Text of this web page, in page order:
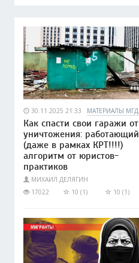
30.11.2025 21:33 МАТЕРИАЛЫ МГД
Как спасти свои гаражи от
уничтожения: работающий
(даже в рамках КРТ!!!!)
алгоритм от юристов-
практиков
МИХАИЛ ДЕЛЯГИН
17022
10 (1) 10 (1)